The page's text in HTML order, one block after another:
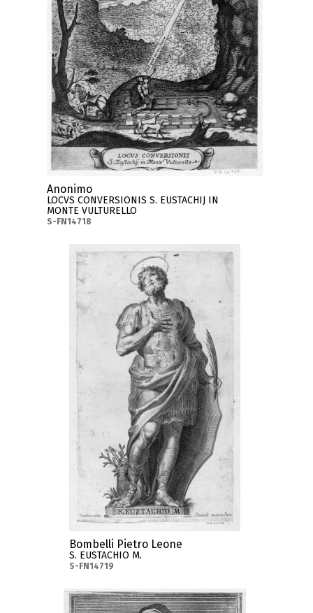
Anonimo
LOCVS CONVERSIONIS S. EUSTACHIJ IN
MONTE VULTURELLO
S-FN14718
Bombelli Pietro Leone
S. EUSTACHIO M.
S-FN14719